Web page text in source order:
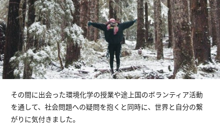
その間に出会った環境化学の授業や途上国のボランティア活動
を通して、社会問題への疑問を抱くと同時に、世界と自分の繋
がりに気付きました。